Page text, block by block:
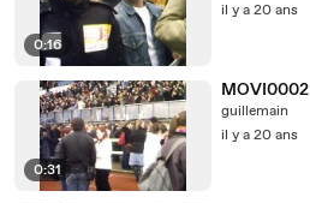
0:16
il y a 20 ans
0:31
MOVI0002
guillemain
il y a 20 ans